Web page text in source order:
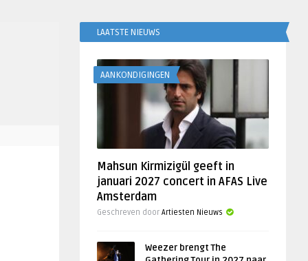
LAATSTE NIEUWS
AANKONDIGINGEN
Mahsun Kirmizigül geeft in
januari 2027 concert in AFAS Live
Amsterdam
Geschreven door Artiesten Nieuws
Weezer brengt The